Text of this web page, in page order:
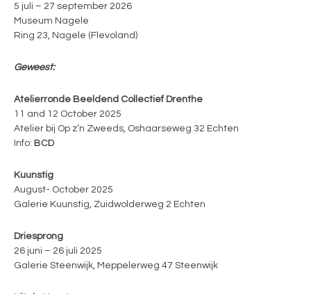
5 juli – 27 september 2026
Museum Nagele
Ring 23, Nagele (Flevoland)
Geweest:
Atelierronde Beeldend Collectief Drenthe
11 and 12 October 2025
Atelier bij Op z’n Zweeds, Oshaarseweg 32 Echten
Info: BCD
Kuunstig
August- October 2025
Galerie Kuunstig, Zuidwolderweg 2 Echten
Driesprong
26 juni – 26 juli 2025
Galerie Steenwijk, Meppelerweg 47 Steenwijk